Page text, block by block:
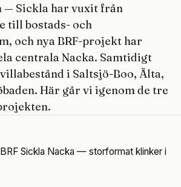
— Sickla har vuxit från
till bostads- och
och nya BRF-projekt har
centrala Nacka. Samtidigt
i Saltsjö-Boo, Älta,
Här går vi igenom de tre